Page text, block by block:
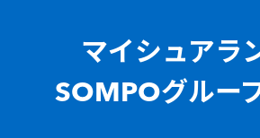
マイシュアラ
SOMPOグルー